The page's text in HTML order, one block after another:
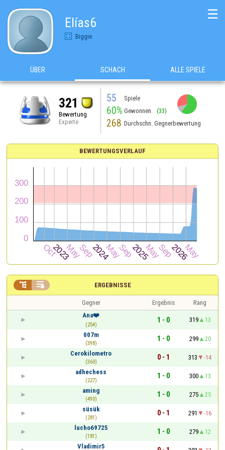
Elías6
Biggie
☰
ÜBER SCHACH ALLE SPIELE
321
Bewertung
Experte
55 Spiele
60% Gewonnen (33)
268 Durchschn. Gegnerbewertung
BEWERTUNGSVERLAUF
ERGEBNISSE
 
Gegner Ergebnis
Rang
Ana❤️
(254)
1 - 0 319
13
007m
(398)
1 - 0 299
20
Cerokilometro
(360)
0 - 1 313
-14
adhechess
(227)
1 - 0 300
13
aming
(490)
1 - 0 275
25
süsük
(281)
0 - 1 291
-16
lucho69725
(181)
1 - 0 279
12
Vladimir5